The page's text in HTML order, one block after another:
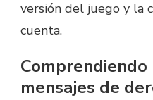
versión del juego y la
cuenta.
mensajes de